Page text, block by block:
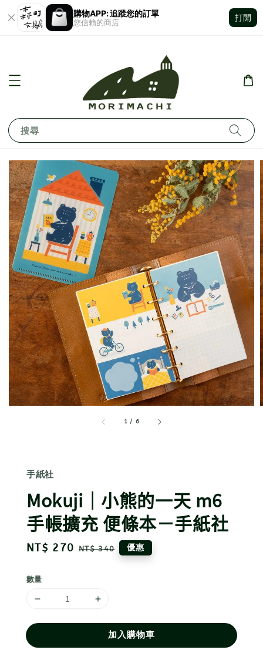
購物APP: 追蹤您的訂單
您信賴的商店
打開
搜尋
1 / 6
手紙社
Mokuji｜小熊的一天 m6
手帳擴充 便條本－手紙社
Sale
NT$ 270 Regular
NT$ 340 優惠
數量
加入購物車